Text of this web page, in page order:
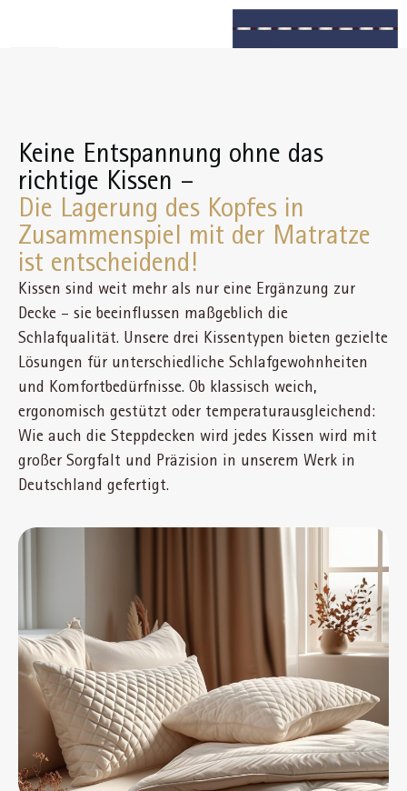
Keine Entspannung ohne das
richtige Kissen –
Die Lagerung des Kopfes in
Zusammenspiel mit der Matratze
ist entscheidend!
Kissen sind weit mehr als nur eine Ergänzung zur
Decke – sie beeinflussen maßgeblich die
Schlafqualität. Unsere drei Kissentypen bieten gezielte
Lösungen für unterschiedliche Schlafgewohnheiten
und Komfortbedürfnisse. Ob klassisch weich,
ergonomisch gestützt oder temperaturausgleichend:
Wie auch die Steppdecken wird jedes Kissen wird mit
großer Sorgfalt und Präzision in unserem Werk in
Deutschland gefertigt.